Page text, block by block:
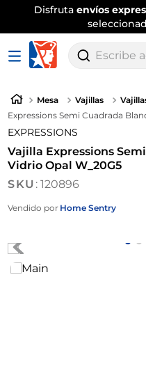
Disfruta envíos
Escribe aquí
Mesa Vajillas
Expressions Semi Cuadrada
EXPRESSIONS
Vajilla Expressions
Vidrio Opal W_20G5
:120896
Vendido por Home Sentry